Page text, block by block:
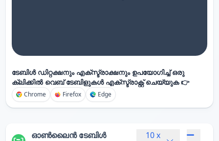
ടേബിൾ ഡിറ്റക്ഷനും എക്സ്ട്രാക്ഷനും ഉപയോഗിച്ച് ഒരു
ക്ലിക്കിൽ വെബ് ടേബിളുകൾ എക്സ്ട്രാക്റ്റ് ചെയ്യുക 👉
Chrome Firefox Edge
ഓൺലൈൻ ടേബിൾ
10 x